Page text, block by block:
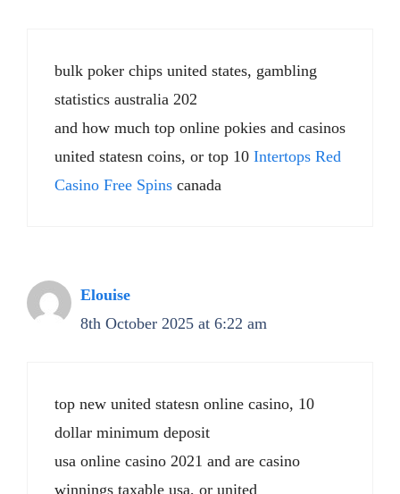
bulk poker chips united states, gambling
statistics australia 202
and how much top online pokies and casinos
united statesn coins, or top 10 Intertops Red
Casino Free Spins canada
Elouise
8th October 2025 at 6:22 am
top new united statesn online casino, 10
dollar minimum deposit
usa online casino 2021 and are casino
winnings taxable usa, or united